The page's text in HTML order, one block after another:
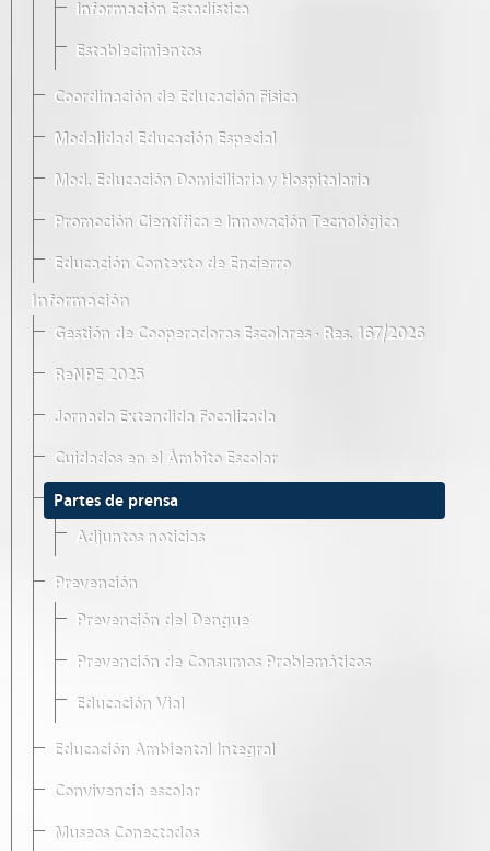
Información Estadística
Establecimientos
Coordinación de Educación Física
Modalidad Educación Especial
Mod. Educación Domiciliaria y Hospitalaria
Promoción Científica e Innovación Tecnológica
Educación Contexto de Encierro
Información
Gestión de Cooperadoras Escolares · Res. 167/2026
ReNPE 2025
Jornada Extendida Focalizada
Cuidados en el Ámbito Escolar
Partes de prensa
Adjuntos noticias
Prevención
Prevención del Dengue
Prevención de Consumos Problemáticos
Educación Vial
Educación Ambiental Integral
Convivencia escolar
Museos Conectados